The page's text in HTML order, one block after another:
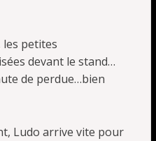
petites
devant le stand…
de perdue…bien
Ludo arrive vite pour